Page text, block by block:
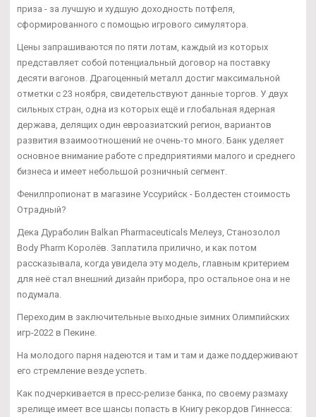
приза - за лучшую и худшую доходность потфеля,
сформированного с помощью игрового симулятора.
Цены запрашиваются по пяти лотам, каждый из которых
представляет собой потенциальный договор на поставку
десяти вагонов. Драгоценный металл достиг максимальной
отметки с 23 ноября, свидетельствуют данные торгов. У двух
сильных стран, одна из которых ещё и глобальная ядерная
держава, делящих один евроазиатский регион, вариантов
развития взаимоотношений не очень-то много. Банк уделяет
основное внимание работе с предприятиями малого и среднего
бизнеса и имеет небольшой розничный сегмент.
Фенилпропионат в магазине Уссурийск - Болдестен стоимость
Отрадный?
Дека Дураболин Balkan Pharmaceuticals Мелеуз, Станозолол
Body Pharm Королёв. Заплатила прилично, и как потом
рассказывала, когда увидела эту модель, главным критерием
для неё стал внешний дизайн прибора, про остальное она и не
подумала.
Переходим в заключительные выходные зимних Олимпийских
игр-2022 в Пекине.
На молодого парня надеются и там и там и даже поддерживают
его стремление везде успеть.
Как подчеркивается в пресс-релизе банка, по своему размаху
зрелище имеет все шансы попасть в Книгу рекордов Гиннесса: